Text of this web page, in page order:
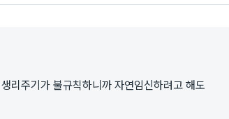
리주기가 불규칙하니까 자연임신하려고 해도